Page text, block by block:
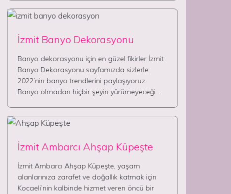
İzmit Banyo Dekorasyonu
Banyo dekorasyonu için en güzel fikirler İzmit
Banyo Dekorasyonu sayfamızda sizlerle
2022’nin banyo trendlerini paylaşıyoruz.
Banyo olmadan hiçbir şeyin yürümeyeceği…
İzmit Ambarcı Ahşap Küpeşte
İzmit Ambarcı Ahşap Küpeşte, yaşam
alanlarınıza zarafet ve doğallık katmak için
Kocaeli’nin kalbinde hizmet veren öncü bir